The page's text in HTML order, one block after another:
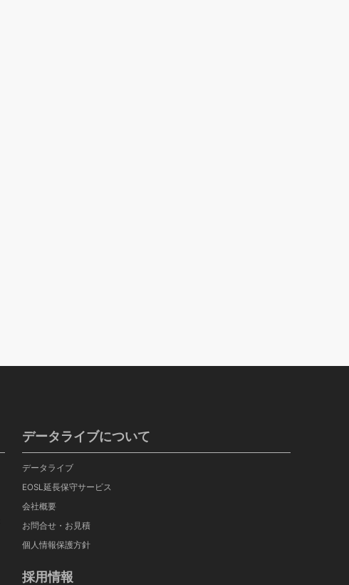
データライブについて
データライブ
EOSL延長保守サービス
会社概要
お問合せ・お見積
個人情報保護方針
採用情報